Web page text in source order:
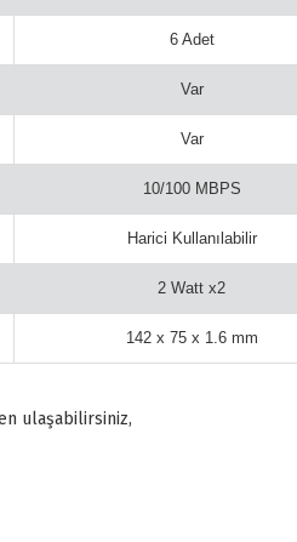
6 Adet
Var
Var
10/100 MBPS
Harici Kullanılabilir
2 Watt x2
142 x 75 x 1.6 mm
ulaşabilirsiniz,